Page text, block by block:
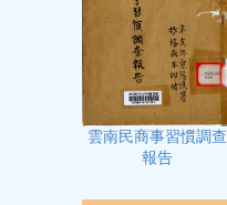
雲南民商事習慣調查
報告